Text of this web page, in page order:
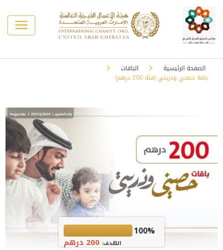
الصفحة الرئيسية
الباقات
باقة حصني وذريتي (فئة 200 درهم)
100%
الهدف:200 درهم